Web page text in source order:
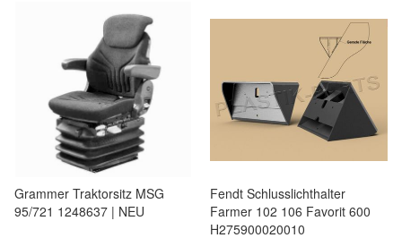
Grammer Traktorsitz MSG
95/721 1248637 | NEU
Fendt Schlusslichthalter
Farmer 102 106 Favorit 600
H275900020010